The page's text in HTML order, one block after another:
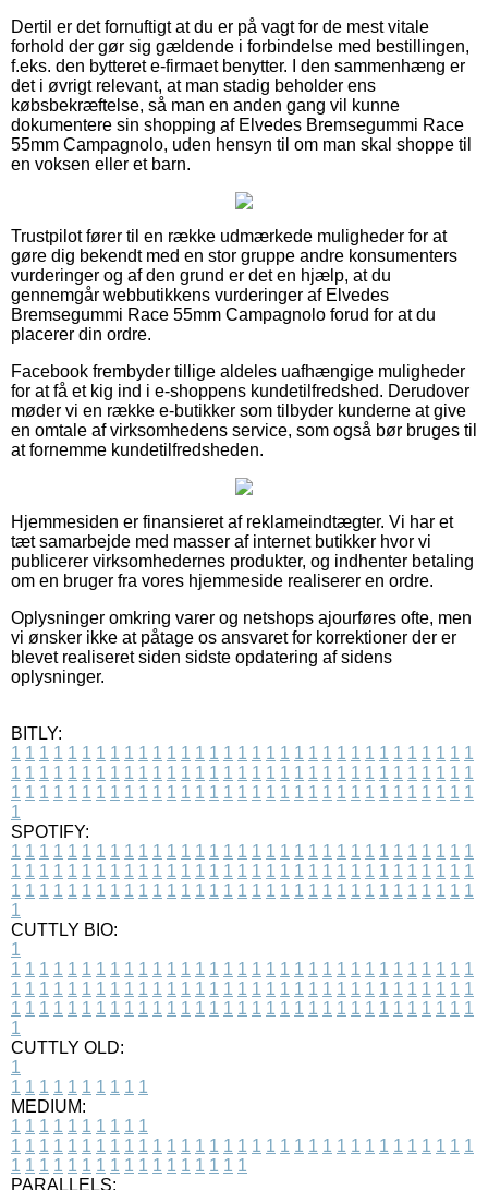
Dertil er det fornuftigt at du er på vagt for de mest vitale
forhold der gør sig gældende i forbindelse med bestillingen,
f.eks. den bytteret e-firmaet benytter. I den sammenhæng er
det i øvrigt relevant, at man stadig beholder ens
købsbekræftelse, så man en anden gang vil kunne
dokumentere sin shopping af Elvedes Bremsegummi Race
55mm Campagnolo, uden hensyn til om man skal shoppe til
en voksen eller et barn.
Trustpilot fører til en række udmærkede muligheder for at
gøre dig bekendt med en stor gruppe andre konsumenters
vurderinger og af den grund er det en hjælp, at du
gennemgår webbutikkens vurderinger af Elvedes
Bremsegummi Race 55mm Campagnolo forud for at du
placerer din ordre.
Facebook frembyder tillige aldeles uafhængige muligheder
for at få et kig ind i e-shoppens kundetilfredshed. Derudover
møder vi en række e-butikker som tilbyder kunderne at give
en omtale af virksomhedens service, som også bør bruges til
at fornemme kundetilfredsheden.
Hjemmesiden er finansieret af reklameindtægter. Vi har et
tæt samarbejde med masser af internet butikker hvor vi
publicerer virksomhedernes produkter, og indhenter betaling
om en bruger fra vores hjemmeside realiserer en ordre.
Oplysninger omkring varer og netshops ajourføres ofte, men
vi ønsker ikke at påtage os ansvaret for korrektioner der er
blevet realiseret siden sidste opdatering af sidens
oplysninger.
BITLY:
1 1 1 1 1 1 1 1 1 1 1 1 1 1 1 1 1 1 1 1 1 1 1 1 1 1 1 1 1 1 1 1 1
1 1 1 1 1 1 1 1 1 1 1 1 1 1 1 1 1 1 1 1 1 1 1 1 1 1 1 1 1 1 1 1 1
1 1 1 1 1 1 1 1 1 1 1 1 1 1 1 1 1 1 1 1 1 1 1 1 1 1 1 1 1 1 1 1 1
1
SPOTIFY:
1 1 1 1 1 1 1 1 1 1 1 1 1 1 1 1 1 1 1 1 1 1 1 1 1 1 1 1 1 1 1 1 1
1 1 1 1 1 1 1 1 1 1 1 1 1 1 1 1 1 1 1 1 1 1 1 1 1 1 1 1 1 1 1 1 1
1 1 1 1 1 1 1 1 1 1 1 1 1 1 1 1 1 1 1 1 1 1 1 1 1 1 1 1 1 1 1 1 1
1
CUTTLY BIO:
1
1 1 1 1 1 1 1 1 1 1 1 1 1 1 1 1 1 1 1 1 1 1 1 1 1 1 1 1 1 1 1 1 1
1 1 1 1 1 1 1 1 1 1 1 1 1 1 1 1 1 1 1 1 1 1 1 1 1 1 1 1 1 1 1 1 1
1 1 1 1 1 1 1 1 1 1 1 1 1 1 1 1 1 1 1 1 1 1 1 1 1 1 1 1 1 1 1 1 1
1
CUTTLY OLD:
1
1 1 1 1 1 1 1 1 1 1
MEDIUM:
1 1 1 1 1 1 1 1 1 1
1 1 1 1 1 1 1 1 1 1 1 1 1 1 1 1 1 1 1 1 1 1 1 1 1 1 1 1 1 1 1 1 1
1 1 1 1 1 1 1 1 1 1 1 1 1 1 1 1 1
PARALLELS: